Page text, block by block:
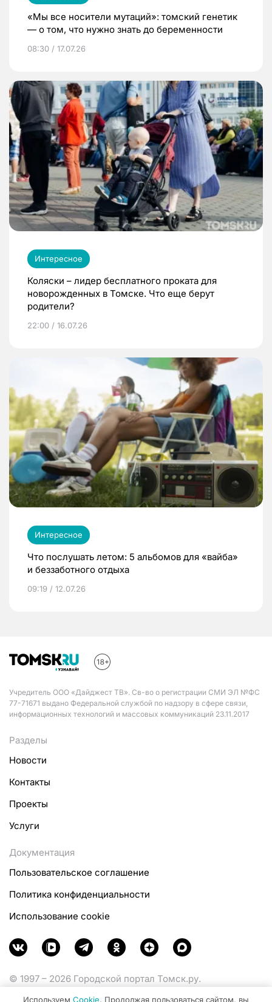
«Мы все носители мутаций»: томский генетик
— о том, что нужно знать до беременности
08:30 / 17.07.26
Интересное
Коляски – лидер бесплатного проката для
новорожденных в Томске. Что еще берут
родители?
22:00 / 16.07.26
Интересное
Что послушать летом: 5 альбомов для «вайба»
и беззаботного отдыха
09:19 / 12.07.26
Учредитель ООО «Дайджест ТВ». Св-во о регистрации СМИ ЭЛ №ФС
77-71671 выдано Федеральной службой по надзору в сфере связи,
информационных технологий и массовых коммуникаций 23.11.2017
Разделы
Новости
Контакты
Проекты
Услуги
Документация
Пользовательское соглашение
Политика конфиденциальности
Использование cookie
© 1997 – 2026 Городской портал Томск.ру.
Используем Cookie. Продолжая пользоваться сайтом, вы